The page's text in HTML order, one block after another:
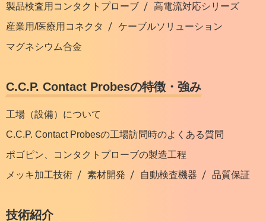
製品検査用コンタクトプローブ
高電流対応シリーズ
産業用/医療用コネクタ
ケーブルソリューション
マグネシウム合金
C.C.P. Contact Probesの特徴・強み
工場（設備）について
C.C.P. Contact Probesの工場訪問時のよくある質問
ポゴピン、コンタクトプローブの製造工程
メッキ加工技術
素材開発 自動検査機器 品質保証
技術紹介